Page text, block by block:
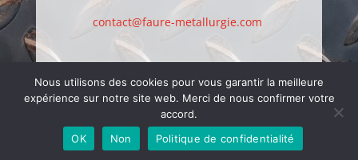
contact@faure-metallurgie.com
Nous utilisons des cookies pour vous garantir la meilleure
expérience sur notre site web. Merci de nous confirmer votre
accord.
OK
Non Politique de confidentialité